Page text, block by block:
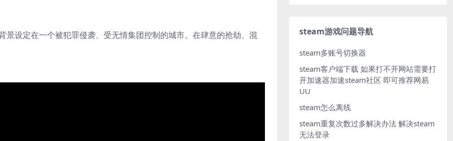
设定在一个被犯罪侵袭、受无情集团控制的城市。在肆意的抢劫、混 steam游戏问题导航
steam多账号切换器
steam客户端下载 如果打不开网站需要打
开加速器加速steam社区 即可推荐网易
UU
steam怎么离线
steam重复次数过多解决办法 解决steam
无法登录